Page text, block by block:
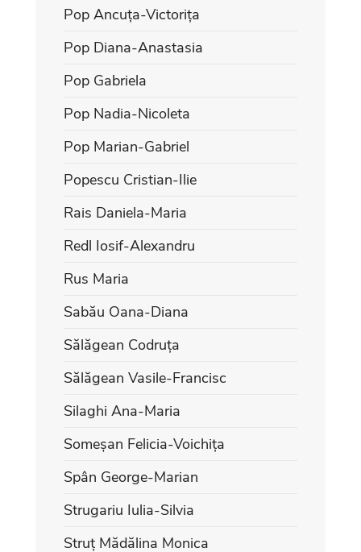
Pop Ancuța-Victorița
Pop Diana-Anastasia
Pop Gabriela
Pop Nadia-Nicoleta
Pop Marian-Gabriel
Popescu Cristian-Ilie
Rais Daniela-Maria
Redl Iosif-Alexandru
Rus Maria
Sabău Oana-Diana
Sălăgean Codruța
Sălăgean Vasile-Francisc
Silaghi Ana-Maria
Someșan Felicia-Voichița
Spân George-Marian
Strugariu Iulia-Silvia
Struț Mădălina Monica